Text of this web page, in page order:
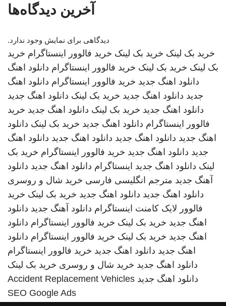
آخرین دیدگاه‌ها
دیدگاهی برای نمایش وجود ندارد.
خرید بک لینک خرید بک لینک خرید فالوور اینستاگرام خرید
بک لینک خرید بک لینک خرید فالوور اینستاگرام دانلود اهنگ
دانلود اهنگ جدید خرید فالوور اینستاگرام دانلود اهنگ
جدید دانلود اهنگ جدید خرید بک لینک دانلود اهنگ جدید
دانلود اهنگ جدید خرید بک لینک دانلود اهنگ جدید خرید
فالوور اینستاگرام دانلود اهنگ جدید خرید بک لینک دانلود
اهنگ جدید دانلود اهنگ جدید دانلود اهنگ جدید دانلود اهنگ
جدید دانلود اهنگ جدید خرید فالوور اینستاگرام خرید بک
لینک دانلود اهنگ جدید اینستاگرام دانلود اهنگ جدید دانلود
آهنگ جدید مترجم انگلیسی فارسی خرید شال و روسری
دانلود اهنگ جدید دانلود اهنگ جدید خرید بک لینک خرید
فالوور لایک کامنت اینستاگرام دانلود آهنگ جدید دانلود
اهنگ جدید خرید بک لینک خرید فالوور اینستاگرام دانلود
اهنگ جدید خرید بک لینک خرید فالوور اینستاگرام دانلود
اهنگ جدید دانلود اهنگ جدید خرید فالوور اینستاگرام
دانلود اهنگ جدید خرید شال و روسری خرید بک لینک
دانلود اهنگ جدید Accident Replacement Vehicles
SEO Google Ads